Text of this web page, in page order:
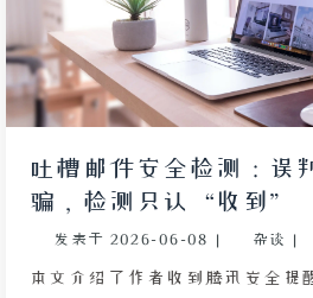
裹成“真理”，以及善意、好感
缠，也揭示了人们在面对真相时
想阁楼中既当管理员又当囚徒的
吐槽邮件安全检测：误
骗，检测只认“收到”
发表于 2026-06-08 | 杂谈 |
本文介绍了作者收到腾讯安全提